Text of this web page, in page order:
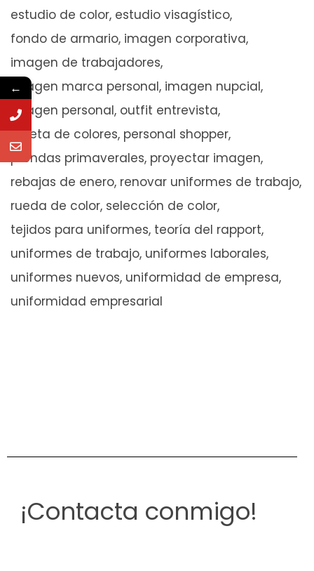
estudio de color estudio visagístico
fondo de armario imagen corporativa
imagen de trabajadores
imagen marca personal imagen nupcial
imagen personal outfit entrevista
paleta de colores personal shopper
prendas primaverales proyectar imagen
rebajas de enero renovar uniformes de trabajo
rueda de color selección de color
tejidos para uniformes teoría del rapport
uniformes de trabajo uniformes laborales
uniformes nuevos uniformidad de empresa
uniformidad empresarial
¡Contacta conmigo!
←